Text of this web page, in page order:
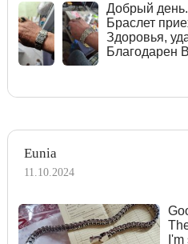
Добрый
Браслет
Здоровья,
Благодарен
Eunia
11.10.2024